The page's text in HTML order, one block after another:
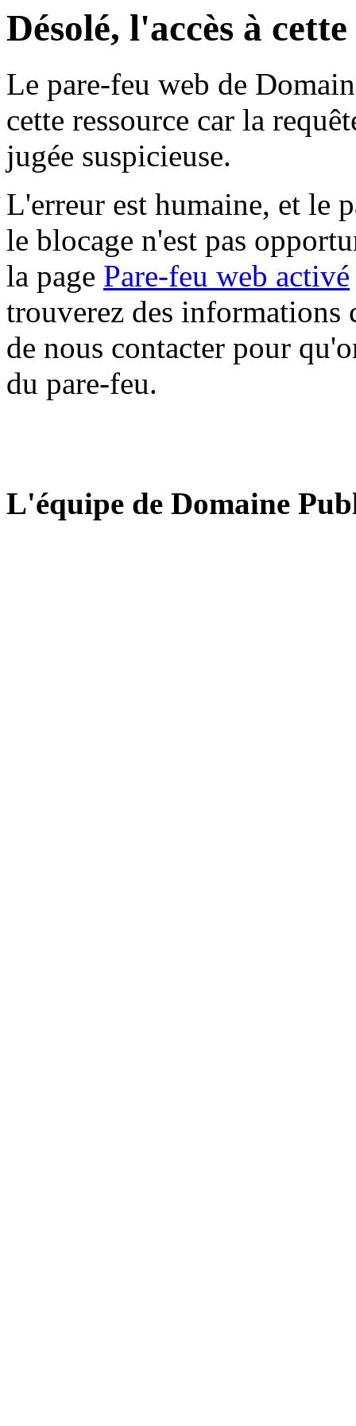
Désolé, l'accès à
Le pare-feu web de
cette ressource car la
jugée suspicieuse.
L'erreur est humaine, et le
le blocage n'est pas
la page Pare-feu web activé
trouverez des informations
de nous contacter pour
du pare-feu.
L'équipe de Domaine